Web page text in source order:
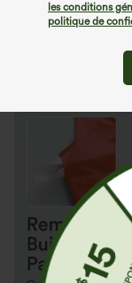
les conditions
politique de